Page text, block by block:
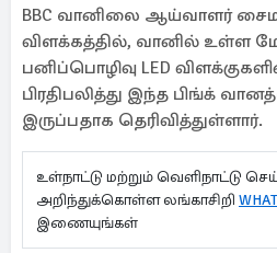
BBC வானிலை ஆய்வாளர்
விளக்கத்தில், வானில் உள்ள
பனிப்பொழிவு LED
பிரதிபலித்து இந்த பிங்க்
இருப்பதாக தெரிவித்துள்ளார்.
உள்நாட்டு மற்றும் வெளிநாட்டு
அறிந்துக்கொள்ள லங்காசிறி
இணையுங்கள்